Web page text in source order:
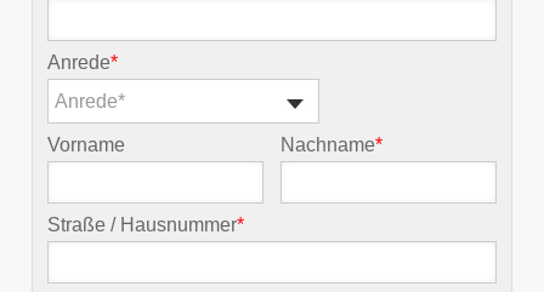
Anrede*
Anrede*
Vorname Nachname*
Straße / Hausnummer*